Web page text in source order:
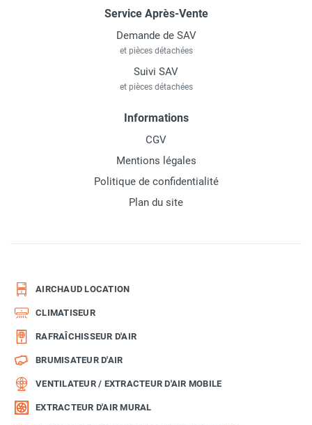
Service Après-Vente
Demande de SAV
et pièces détachées
Suivi SAV
et pièces détachées
Informations
CGV
Mentions légales
Politique de confidentialité
Plan du site
AIRCHAUD LOCATION
CLIMATISEUR
RAFRAÎCHISSEUR D'AIR
BRUMISATEUR D'AIR
VENTILATEUR / EXTRACTEUR D'AIR MOBILE
EXTRACTEUR D'AIR MURAL